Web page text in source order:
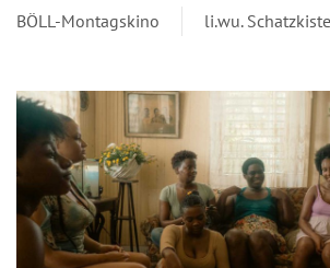
BÖLL-Montagskino li.wu. Schatzkiste